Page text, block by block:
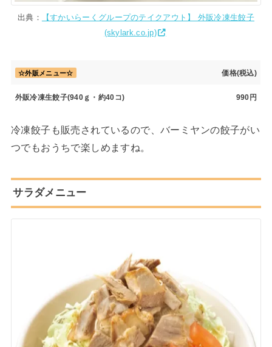
出典：
【すかいらーくグループのテイクアウト】 外販冷凍生餃子
(skylark.co.jp)
☆外販メニュー☆ 価格(税込)
外販冷凍生餃子(940ｇ・約40コ) 990円
冷凍餃子も販売されているので、バーミヤンの餃子がい
つでもおうちで楽しめますね。
サラダメニュー